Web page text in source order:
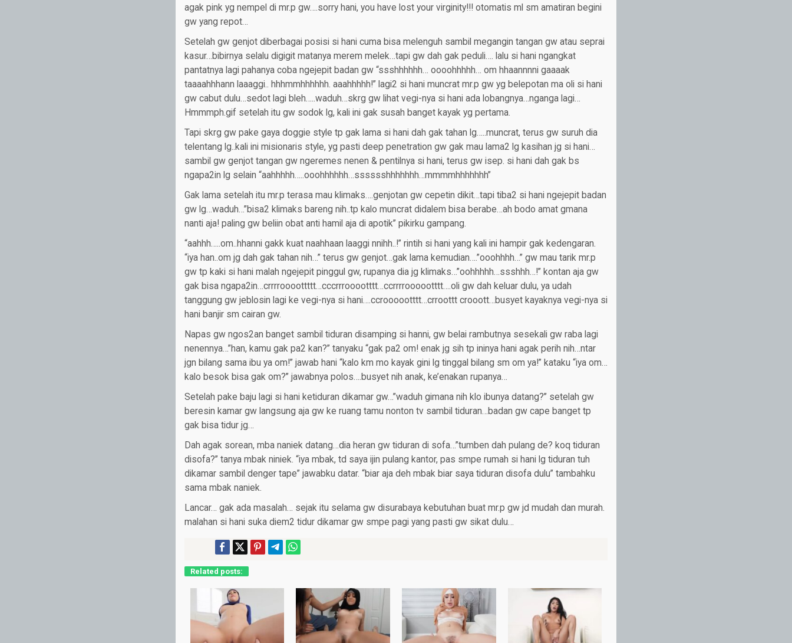
agak pink yg nempel di mr.p gw….sorry hani, you have lost your virginity!!! otomatis ml sm amatiran begini
gw yang repot…
Setelah gw genjot diberbagai posisi si hani cuma bisa melenguh sambil megangin tangan gw atau seprai
kasur…bibirnya selalu digigit matanya merem melek…tapi gw dah gak peduli…. lalu si hani ngangkat
pantatnya lagi pahanya coba ngejepit badan gw “ssshhhhhh… oooohhhhh… om hhaannnni gaaaak
taaaahhhann laaaggi.. hhhmmhhhhhh. aaahhhhh!” lagi2 si hani muncrat mr.p gw yg belepotan ma oli si hani
gw cabut dulu…sedot lagi bleh…..waduh…skrg gw lihat vegi-nya si hani ada lobangnya…nganga lagi…
Hmmmph.gif setelah itu gw sodok lg, kali ini gak susah banget kayak yg pertama.
Tapi skrg gw pake gaya doggie style tp gak lama si hani dah gak tahan lg…..muncrat, terus gw suruh dia
telentang lg..kali ini misionaris style, yg pasti deep penetration gw gak mau lama2 lg kasihan jg si hani…
sambil gw genjot tangan gw ngeremes nenen & pentilnya si hani, terus gw isep. si hani dah gak bs
ngapa2in lg selain “aahhhhh…..ooohhhhhh…sssssshhhhhhh…mmmmhhhhhhh”
Gak lama setelah itu mr.p terasa mau klimaks….genjotan gw cepetin dikit…tapi tiba2 si hani ngejepit badan
gw lg…waduh…”bisa2 klimaks bareng nih..tp kalo muncrat didalem bisa berabe…ah bodo amat gmana
nanti aja! paling gw beliin obat anti hamil aja di apotik” pikirku gampang.
“aahhh…..om..hhanni gakk kuat naahhaan laaggi nnihh..!” rintih si hani yang kali ini hampir gak kedengaran.
“iya han..om jg dah gak tahan nih…” terus gw genjot…gak lama kemudian….”ooohhhh…” gw mau tarik mr.p
gw tp kaki si hani malah ngejepit pinggul gw, rupanya dia jg klimaks…”oohhhhh…ssshhh…!” kontan aja gw
gak bisa ngapa2in…crrrroooottttt…cccrrrooootttt…ccrrrroooootttt….oli gw dah keluar dulu, ya udah
tanggung gw jeblosin lagi ke vegi-nya si hani….ccroooootttt…crroottt crooott…busyet kayaknya vegi-nya si
hani banjir sm cairan gw.
Napas gw ngos2an banget sambil tiduran disamping si hanni, gw belai rambutnya sesekali gw raba lagi
nenennya…”han, kamu gak pa2 kan?” tanyaku “gak pa2 om! enak jg sih tp ininya hani agak perih nih…ntar
jgn bilang sama ibu ya om!” jawab hani “kalo km mo kayak gini lg tinggal bilang sm om ya!” kataku “iya om…
kalo besok bisa gak om?” jawabnya polos….busyet nih anak, ke’enakan rupanya…
Setelah pake baju lagi si hani ketiduran dikamar gw…”waduh gimana nih klo ibunya datang?” setelah gw
beresin kamar gw langsung aja gw ke ruang tamu nonton tv sambil tiduran…badan gw cape banget tp
gak bisa tidur jg…
Dah agak sorean, mba naniek datang…dia heran gw tiduran di sofa…”tumben dah pulang de? koq tiduran
disofa?” tanya mbak niniek. “iya mbak, td saya ijin pulang kantor, pas smpe rumah si hani lg tiduran tuh
dikamar sambil denger tape” jawabku datar. “biar aja deh mbak biar saya tiduran disofa dulu” tambahku
sama mbak naniek.
Lancar… gak ada masalah… sejak itu selama gw disurabaya kebutuhan buat mr.p gw jd mudah dan murah.
malahan si hani suka diem2 tidur dikamar gw smpe pagi yang pasti gw sikat dulu…
Related posts: